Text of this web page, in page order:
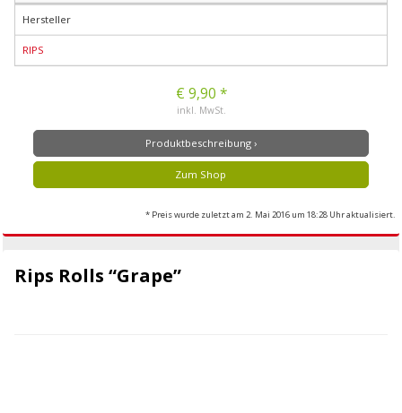
Hersteller
RIPS
€ 9,90 *
inkl. MwSt.
Produktbeschreibung ›
Zum Shop
* Preis wurde zuletzt am 2. Mai 2016 um 18:28 Uhr aktualisiert.
Rips Rolls “Grape”